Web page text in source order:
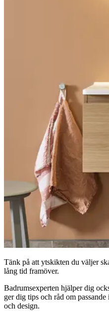
Tänk på att ytskikten du väljer
lång tid framöver.
Badrumsexperten hjälper dig
ger dig tips och råd om
och design.